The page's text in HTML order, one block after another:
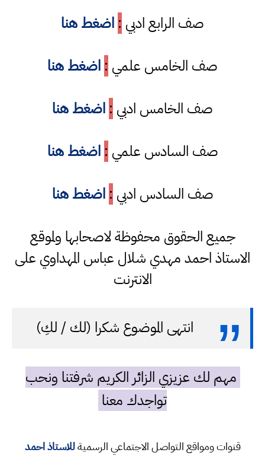
صف الرابع ادبي : اضغط هنا
صف الخامس علمي : اضغط هنا
صف الخامس ادبي : اضغط هنا
صف السادس علمي : اضغط هنا
صف السادس ادبي : اضغط هنا
جميع الحقوق محفوظة لاصحابها ولموقع
الاستاذ احمد مهدي شلال عباس المهداوي على
الانترنت
انتهى الموضوع شكرا (لك / لكِ)
مهم لك عزيزي الزائر الكريم شرفتنا ونحب
تواجدك معنا
قنوات ومواقع التواصل الاجتماعي الرسميةللاستاذ احمد